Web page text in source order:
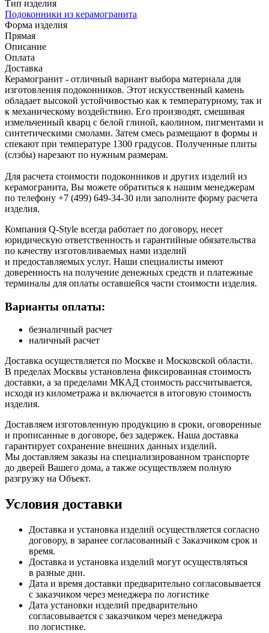
Тип изделия
Подоконники из керамогранита
Форма изделия
Прямая
Описание
Оплата
Доставка
Керамогранит - отличный вариант выбора материала для
изготовления подоконников. Этот искусственный камень
обладает высокой устойчивостью как к температурному, так и
к механическому воздействию. Его производят, смешивая
измельченный кварц с белой глиной, каолином, пигментами и
синтетическими смолами. Затем смесь размещают в формы и
спекают при температуре 1300 градусов. Полученные плиты
(слэбы) нарезают по нужным размерам.
Для расчета стоимости подоконников и других изделий из
керамогранита, Вы можете обратиться к нашим менеджерам
по телефону +7 (499) 649-34-30 или заполните форму расчета
изделия.
Компания Q-Style всегда работает по договору, несет
юридическую ответственность и гарантийные обязательства
по качеству изготовливаемых нами изделий
и предоставляемых услуг. Наши специалисты имеют
доверенность на получение денежных средств и платежные
терминалы для оплаты оставшейся части стоимости изделия.
Варианты оплаты:
безналичный расчет
наличный расчет
Доставка осуществляется по Москве и Московской области.
В пределах Москвы установлена фиксированная стоимость
доставки, а за пределами МКАД стоимость рассчитывается,
исходя из километража и включается в итоговую стоимость
изделия.
Доставляем изготовленную продукцию в сроки, оговоренные
и прописанные в договоре, без задержек. Наша доставка
гарантирует сохранение внешних данных изделий.
Мы доставляем заказы на специализированном транспорте
до дверей Вашего дома, а также осуществляем полную
разгрузку на Объект.
Условия доставки
Доставка и установка изделий осуществляется согласно
договору, в заранее согласованный с Заказчиком срок и
время.
Доставка и установка изделий могут осуществляться
в разные дни.
Дата и время доставки предварительно согласовывается
с заказчиком через менеджера по логистике
Дата установки изделий предварительно
согласовывается с заказчиком через менеджера
по логистике.